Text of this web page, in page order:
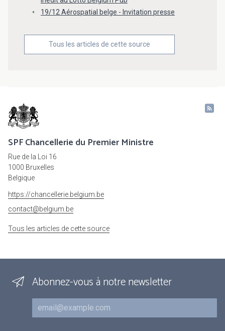
19/12 Aérospatial belge - Invitation presse
Tous les articles de cette source
SPF Chancellerie du Premier Ministre
Rue de la Loi 16
1000 Bruxelles
Belgique
https://chancellerie.belgium.be
contact@belgium.be
Tous les articles de cette source
Abonnez-vous à notre newsletter
Courriel